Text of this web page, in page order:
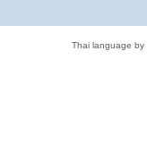
Thai language by